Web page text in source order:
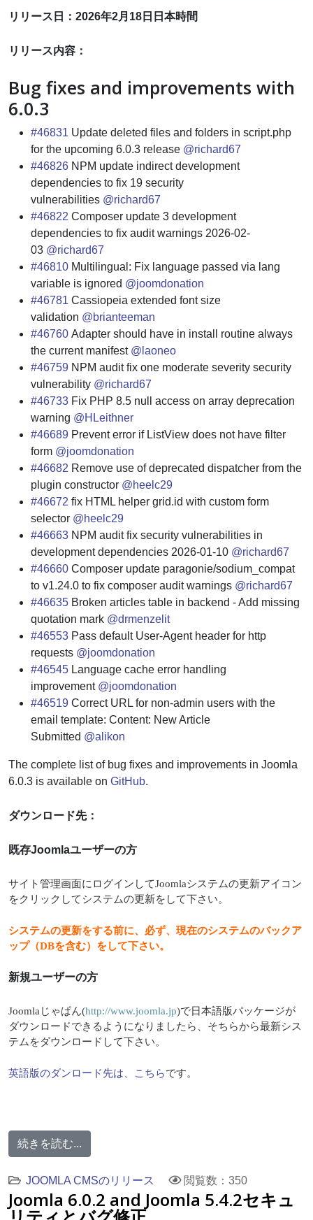
リリース日：2026年2月18日日本時間
リリース内容：
Bug fixes and improvements with
6.0.3
#46831 Update deleted files and folders in script.php
for the upcoming 6.0.3 release @richard67
#46826 NPM update indirect development
dependencies to fix 19 security
vulnerabilities @richard67
#46822 Composer update 3 development
dependencies to fix audit warnings 2026-02-
03 @richard67
#46810 Multilingual: Fix language passed via lang
variable is ignored @joomdonation
#46781 Cassiopeia extended font size
validation @brianteeman
#46760 Adapter should have in install routine always
the current manifest @laoneo
#46759 NPM audit fix one moderate severity security
vulnerability @richard67
#46733 Fix PHP 8.5 null access on array deprecation
warning @HLeithner
#46689 Prevent error if ListView does not have filter
form @joomdonation
#46682 Remove use of deprecated dispatcher from the
plugin constructor @heelc29
#46672 fix HTML helper grid.id with custom form
selector @heelc29
#46663 NPM audit fix security vulnerabilities in
development dependencies 2026-01-10 @richard67
#46660 Composer update paragonie/sodium_compat
to v1.24.0 to fix composer audit warnings @richard67
#46635 Broken articles table in backend - Add missing
quotation mark @drmenzelit
#46553 Pass default User-Agent header for http
requests @joomdonation
#46545 Language cache error handling
improvement @joomdonation
#46519 Correct URL for non-admin users with the
email template: Content: New Article
Submitted @alikon
The complete list of bug fixes and improvements in Joomla
6.0.3 is available on GitHub.
ダウンロード先：
既存Joomlaユーザーの方
サイト管理画面にログインしてJoomlaシステムの更新アイコン
をクリックしてシステムの更新をして下さい。
システムの更新をする前に、必ず、現在のシステムのバックア
ップ（DBを含む）をして下さい。
新規ユーザーの方
Joomlaじゃぱん(http://www.joomla.jp)で日本語版パッケージが
ダウンロードできるようになりましたら、そちらから最新シス
テムをダウンロードして下さい。
英語版のダンロード先は、こちらです。
続きを読む...
JOOMLA CMSのリリース 閲覧数：350
Joomla 6.0.2 and Joomla 5.4.2セキュ